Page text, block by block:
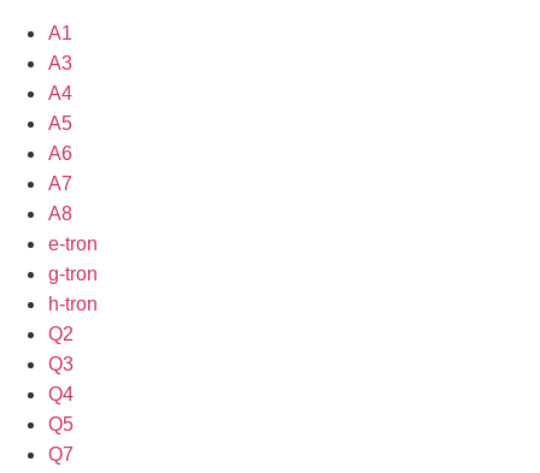
A1
A3
A4
A5
A6
A7
A8
e-tron
g-tron
h-tron
Q2
Q3
Q4
Q5
Q7